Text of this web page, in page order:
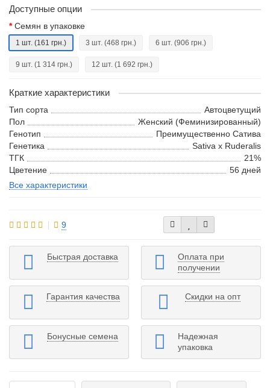
Доступные опции
Семян в упаковке
1 шт. (161 грн.) 3 шт. (468 грн.) 6 шт. (906 грн.)
9 шт. (1 314 грн.) 12 шт. (1 692 грн.)
Краткие характеристики
Тип сорта
Автоцветущий
Пол
Женский (Феминизированный)
Генотип
Преимущественно Сатива
Генетика
Sativa x Ruderalis
ТГК
21%
Цветение
56 дней
Все характеристики
9
Быстрая доставка
Оплата при
получении
Гарантия качества Скидки на опт
Бонусные семена
Надежная
упаковка